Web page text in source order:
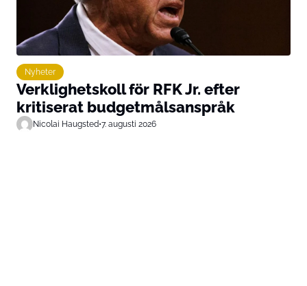
Nyheter
Verklighetskoll för RFK Jr. efter
kritiserat budgetmålsanspråk
Nicolai Haugsted•7. augusti 2026